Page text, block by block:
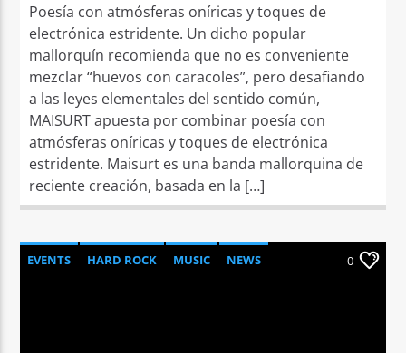
Poesía con atmósferas oníricas y toques de
electrónica estridente. Un dicho popular
mallorquín recomienda que no es conveniente
mezclar “huevos con caracoles”, pero desafiando
a las leyes elementales del sentido común,
MAISURT apuesta por combinar poesía con
atmósferas oníricas y toques de electrónica
estridente. Maisurt es una banda mallorquina de
reciente creación, basada en la […]
EVENTS HARD ROCK MUSIC NEWS 0